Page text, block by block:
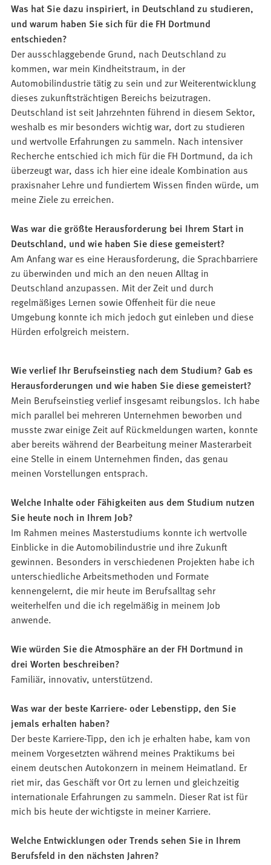
Was hat Sie dazu inspiriert, in Deutschland zu studieren,
und warum haben Sie sich für die FH Dortmund
entschieden?
Der ausschlaggebende Grund, nach Deutschland zu
kommen, war mein Kindheitstraum, in der
Automobilindustrie tätig zu sein und zur Weiterentwicklung
dieses zukunftsträchtigen Bereichs beizutragen.
Deutschland ist seit Jahrzehnten führend in diesem Sektor,
weshalb es mir besonders wichtig war, dort zu studieren
und wertvolle Erfahrungen zu sammeln. Nach intensiver
Recherche entschied ich mich für die FH Dortmund, da ich
überzeugt war, dass ich hier eine ideale Kombination aus
praxisnaher Lehre und fundiertem Wissen finden würde, um
meine Ziele zu erreichen.
Was war die größte Herausforderung bei Ihrem Start in
Deutschland, und wie haben Sie diese gemeistert?
Am Anfang war es eine Herausforderung, die Sprachbarriere
zu überwinden und mich an den neuen Alltag in
Deutschland anzupassen. Mit der Zeit und durch
regelmäßiges Lernen sowie Offenheit für die neue
Umgebung konnte ich mich jedoch gut einleben und diese
Hürden erfolgreich meistern.
Wie verlief Ihr Berufseinstieg nach dem Studium? Gab es
Herausforderungen und wie haben Sie diese gemeistert?
Mein Berufseinstieg verlief insgesamt reibungslos. Ich habe
mich parallel bei mehreren Unternehmen beworben und
musste zwar einige Zeit auf Rückmeldungen warten, konnte
aber bereits während der Bearbeitung meiner Masterarbeit
eine Stelle in einem Unternehmen finden, das genau
meinen Vorstellungen entsprach.
Welche Inhalte oder Fähigkeiten aus dem Studium nutzen
Sie heute noch in Ihrem Job?
Im Rahmen meines Masterstudiums konnte ich wertvolle
Einblicke in die Automobilindustrie und ihre Zukunft
gewinnen. Besonders in verschiedenen Projekten habe ich
unterschiedliche Arbeitsmethoden und Formate
kennengelernt, die mir heute im Berufsalltag sehr
weiterhelfen und die ich regelmäßig in meinem Job
anwende.
Wie würden Sie die Atmosphäre an der FH Dortmund in
drei Worten beschreiben?
Familiär, innovativ, unterstützend.
Was war der beste Karriere- oder Lebenstipp, den Sie
jemals erhalten haben?
Der beste Karriere-Tipp, den ich je erhalten habe, kam von
meinem Vorgesetzten während meines Praktikums bei
einem deutschen Autokonzern in meinem Heimatland. Er
riet mir, das Geschäft vor Ort zu lernen und gleichzeitig
internationale Erfahrungen zu sammeln. Dieser Rat ist für
mich bis heute der wichtigste in meiner Karriere.
Welche Entwicklungen oder Trends sehen Sie in Ihrem
Berufsfeld in den nächsten Jahren?